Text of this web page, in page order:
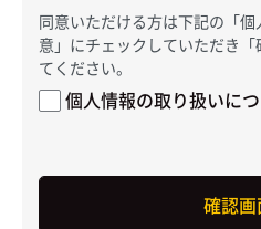
同意いただける方は下記の「
意」にチェックしていただき
てください。
個人情報の取り扱いに